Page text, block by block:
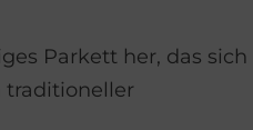
Parkett her, das sich
traditioneller